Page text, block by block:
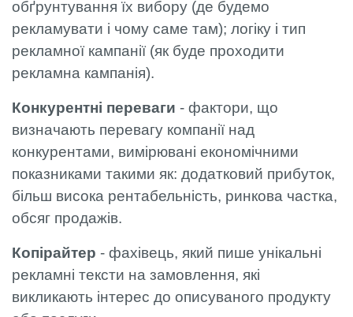
обґрунтування їх вибору (де будемо
рекламувати і чому саме там); логіку і тип
рекламної кампанії (як буде проходити
рекламна кампанія).
Конкурентні переваги - фактори, що
визначають перевагу компанії над
конкурентами, вимірювані економічними
показниками такими як: додатковий прибуток,
більш висока рентабельність, ринкова частка,
обсяг продажів.
Копірайтер - фахівець, який пише унікальні
рекламні тексти на замовлення, які
викликають інтерес до описуваного продукту